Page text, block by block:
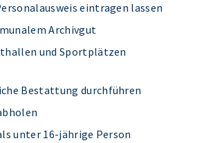
eintragen lassen
Archivgut
und Sportplätzen
Bestattung durchführen
unter 16-jährige Person